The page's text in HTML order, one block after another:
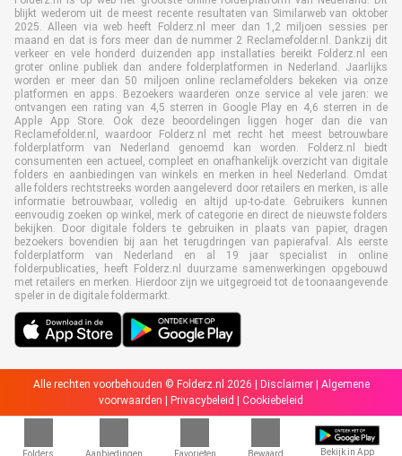
Folders Aanbiedingen Favorieten Bewaard Bekijk in App
blijkt wederom uit de meest recente resultaten van Similarweb van oktober
2025. Alleen via web heeft Folderz.nl meer dan 1,2 miljoen sessies per
maand en dat is fors meer dan de nummer 2 Reclamefolder.nl. Dankzij dit
verkeer en vele honderd duizenden app installaties bereikt Folderz.nl een
groter online publiek dan andere folderplatformen in Nederland. Jaarlijks
worden er meer dan 50 miljoen online reclamefolders bekeken via onze
platformen en apps. Bezoekers waarderen onze service al vele jaren: we
ontvangen een rating van 4,5 sterren in Google Play en 4,6 sterren in de
Apple App Store. Ook deze beoordelingen liggen hoger dan die van
Reclamefolder.nl, waardoor Folderz.nl met recht het meest betrouwbare
folderplatform van Nederland genoemd kan worden. Folderz.nl biedt
consumenten een actueel, compleet en onafhankelijk overzicht van digitale
folders en aanbiedingen van winkels en merken in heel Nederland. Omdat
alle folders rechtstreeks worden aangeleverd door retailers en merken, is alle
informatie betrouwbaar, volledig en altijd up-to-date. Gebruikers kunnen
eenvoudig zoeken op winkel, merk of categorie en direct de nieuwste folders
bekijken. Door digitale folders te gebruiken in plaats van papier, dragen
bezoekers bovendien bij aan het terugdringen van papierafval. Als eerste
folderplatform van Nederland en al 19 jaar specialist in online
folderpublicaties, heeft Folderz.nl duurzame samenwerkingen opgebouwd
met retailers en merken. Hierdoor zijn we uitgegroeid tot de toonaangevende
speler in de digitale foldermarkt.
Alle rechten voorbehouden © Folderz.nl 2026 | Disclaimer| Algemene
voorwaarden
Privacybeleid Cookiebeleid